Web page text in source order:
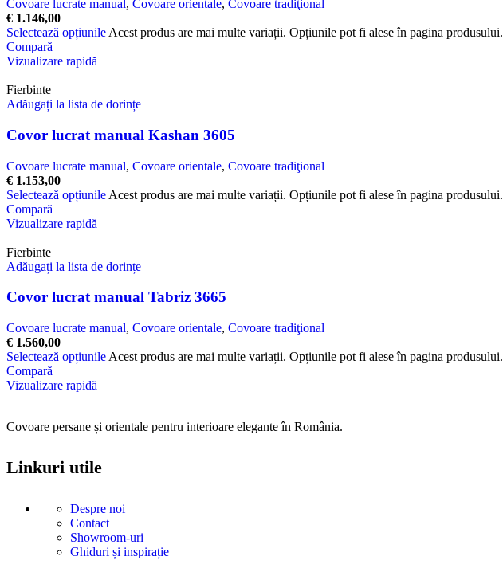
Covoare lucrate manual, Covoare orientale, Covoare tradiţional
€ 1.146,00
Selectează opțiunile Acest produs are mai multe variații. Opțiunile pot fi alese în pagina produsului.
Compară
Vizualizare rapidă
Fierbinte
Adăugați la lista de dorințe
Covor lucrat manual Kashan 3605
Covoare lucrate manual, Covoare orientale, Covoare tradiţional
€ 1.153,00
Selectează opțiunile Acest produs are mai multe variații. Opțiunile pot fi alese în pagina produsului.
Compară
Vizualizare rapidă
Fierbinte
Adăugați la lista de dorințe
Covor lucrat manual Tabriz 3665
Covoare lucrate manual, Covoare orientale, Covoare tradiţional
€ 1.560,00
Selectează opțiunile Acest produs are mai multe variații. Opțiunile pot fi alese în pagina produsului.
Compară
Vizualizare rapidă
Covoare persane și orientale pentru interioare elegante în România.
Linkuri utile
Despre noi
Contact
Showroom-uri
Ghiduri și inspirație